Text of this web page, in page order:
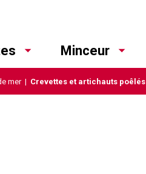
Minceur
mer | Crevettes et artichauts poêlés